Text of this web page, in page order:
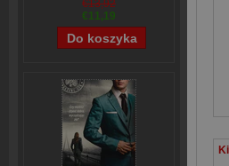
€13,92
€11,19